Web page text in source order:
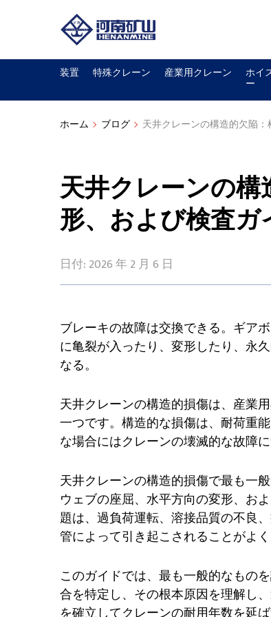
装置
特殊クレーン 産業用クレーン ホイ
ー
ホーム ブログ 天井クレーンの構造的欠陥
天井クレーンの
形、および検査ガ
日付: 2026 年 2 月 6 日
ブレーキの故障は交換できる。ギア
に亀裂が入ったり、変形したり、永
なる。
天井クレーンの構造的損傷は、産業
一つです。構造的な損傷は、耐荷重
な場合にはクレーンの壊滅的な故障
天井クレーンの構造的損傷で最も一
ウェブの座屈、水平方向の変形、お
題は、過負荷運転、溶接品質の不良
管によって引き起こされることがよく
このガイドでは、最も一般的なもの
合を特定し、その根本原因を理解し